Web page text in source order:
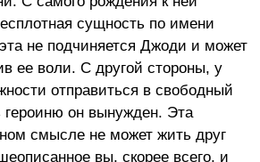
сущность по имени
не подчиняется Джоди и может
ее воли. С другой стороны, у
отправиться в свободный
героиню он вынужден. Эта
смысле не может жить друг
вы, скорее всего, и